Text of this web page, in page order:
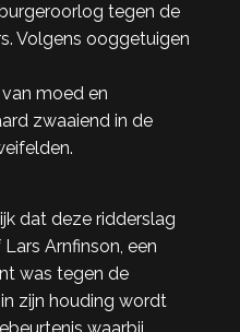
tegen de
Volgens ooggetuigen
moed en
zwaaiend in de
dat deze ridderslag
Arnfinson, een
was tegen de
zijn houding wordt